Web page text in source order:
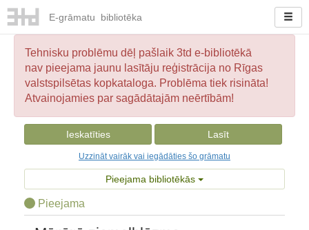
E-grāmatu bibliotēka
Tehnisku problēmu dēļ pašlaik 3td e-bibliotēkā
nav pieejama jaunu lasītāju reģistrācija no Rīgas
valstspilsētas kopkataloga. Problēma tiek risināta!
Atvainojamies par sagādātajām neērtībām!
Ieskatīties Lasīt
Uzzināt vairāk vai iegādāties šo grāmatu
Pieejama bibliotēkās
Pieejama